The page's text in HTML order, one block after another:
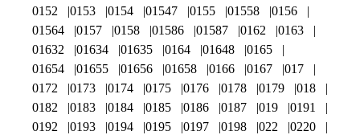
0152
0153 0154 01547 0155 01558
0156
01564
0157 0158 01586 01587 0162
0163
01632
01634 01635 0164 01648
0165
01654
01655 01656 01658 0166 0167
017
0172
0173 0174 0175 0176 0178 0179
018
0182
0183 0184 0185 0186 0187 019
0191
0192
0193 0194 0195 0197 0198 022
0220